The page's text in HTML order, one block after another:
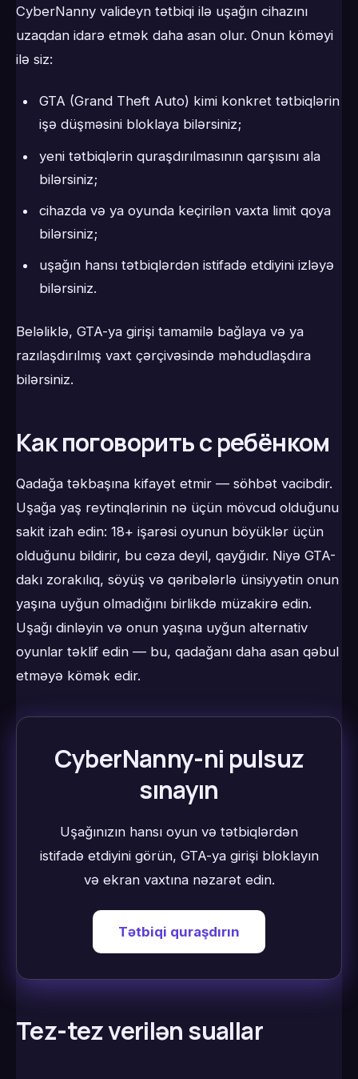
CyberNanny valideyn tətbiqi ilə uşağın cihazını
uzaqdan idarə etmək daha asan olur. Onun köməyi
ilə siz:
GTA (Grand Theft Auto) kimi konkret tətbiqlərin
işə düşməsini bloklaya bilərsiniz;
yeni tətbiqlərin quraşdırılmasının qarşısını ala
bilərsiniz;
cihazda və ya oyunda keçirilən vaxta limit qoya
bilərsiniz;
uşağın hansı tətbiqlərdən istifadə etdiyini izləyə
bilərsiniz.
Beləliklə, GTA-ya girişi tamamilə bağlaya və ya
razılaşdırılmış vaxt çərçivəsində məhdudlaşdıra
bilərsiniz.
Как поговорить с ребёнком
Qadağa təkbaşına kifayət etmir — söhbət vacibdir.
Uşağa yaş reytinqlərinin nə üçün mövcud olduğunu
sakit izah edin: 18+ işarəsi oyunun böyüklər üçün
olduğunu bildirir, bu cəza deyil, qayğıdır. Niyə GTA-
dakı zorakılıq, söyüş və qəribələrlə ünsiyyətin onun
yaşına uyğun olmadığını birlikdə müzakirə edin.
Uşağı dinləyin və onun yaşına uyğun alternativ
oyunlar təklif edin — bu, qadağanı daha asan qəbul
etməyə kömək edir.
CyberNanny-ni pulsuz
sınayın
Uşağınızın hansı oyun və tətbiqlərdən
istifadə etdiyini görün, GTA-ya girişi bloklayın
və ekran vaxtına nəzarət edin.
Tətbiqi quraşdırın
Tez-tez verilən suallar